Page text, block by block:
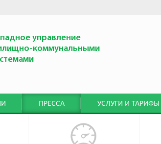
управление
коммунальными
ПРЕССА УСЛУГИ И ТАРИФЫ